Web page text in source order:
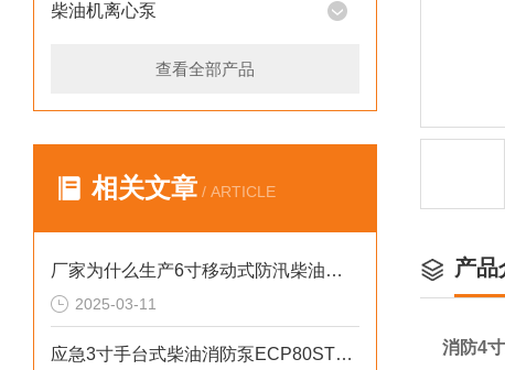
柴油机离心泵
查看全部产品
相关文章 / ARTICLE
厂家为什么生产6寸移动式防汛柴油水泵
2025-03-11
应急3寸手台式柴油消防泵ECP80ST产品介绍
产品
消防4